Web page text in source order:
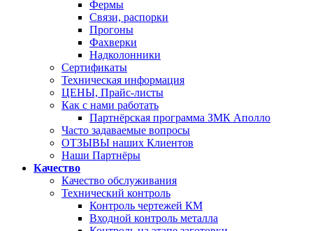
Фермы
Связи, распорки
Прогоны
Фахверки
Надколонники
Сертификаты
Техническая информация
ЦЕНЫ, Прайс-листы
Как с нами работать
Партнёрская программа ЗМК Аполло
Часто задаваемые вопросы
ОТЗЫВЫ наших Клиентов
Наши Партнёры
Качество
Качество обслуживания
Технический контроль
Контроль чертежей КМ
Входной контроль металла